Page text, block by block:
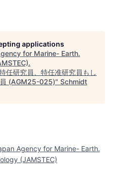
applications
for Marine- Earth.
.
任研究員、特任准研究員もし
員 (AGM25-025)" Schmidt
Agency for Marine- Earth.
(JAMSTEC)